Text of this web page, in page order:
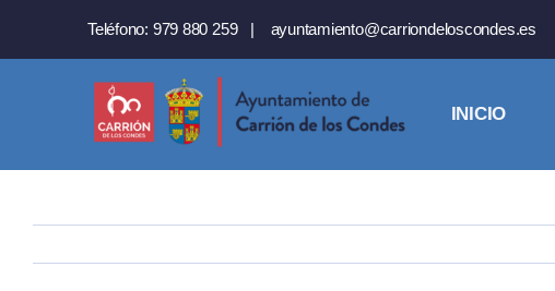
Teléfono: 979 880 259 | ayuntamiento@carriondeloscondes.es
INICIO